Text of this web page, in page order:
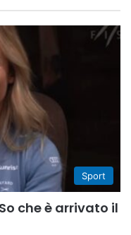
Sport
che è arrivato il